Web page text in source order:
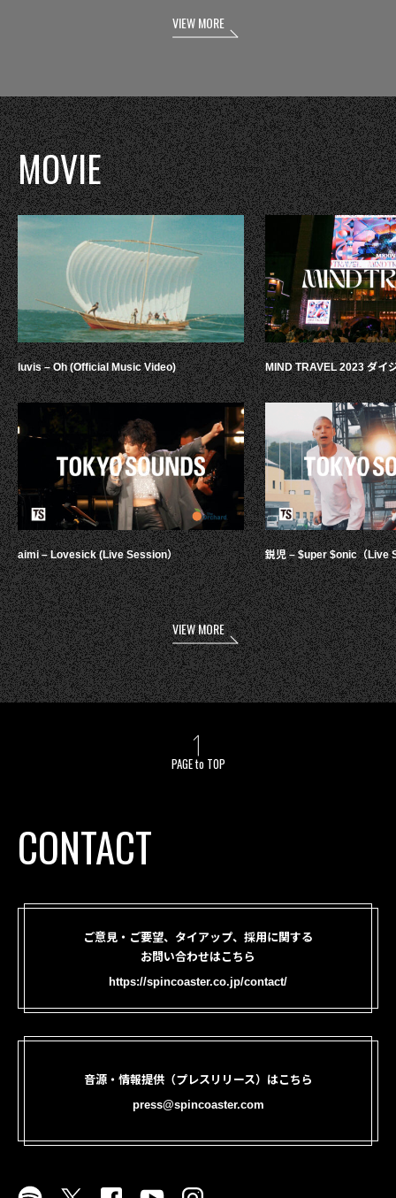
VIEW MORE
MOVIE
luvis – Oh (Official Music Video)
aimi – Lovesick (Live Session）
MIND TRAVEL 2023 ダイ
鋭児 – $uper $onic（Live
VIEW MORE
PAGE to TOP
CONTACT
ご意見・ご要望、タイアップ、採用に関する
お問い合わせはこちら
https://spincoaster.co.jp/contact/
音源・情報提供（プレスリリース）はこちら
press@spincoaster.com